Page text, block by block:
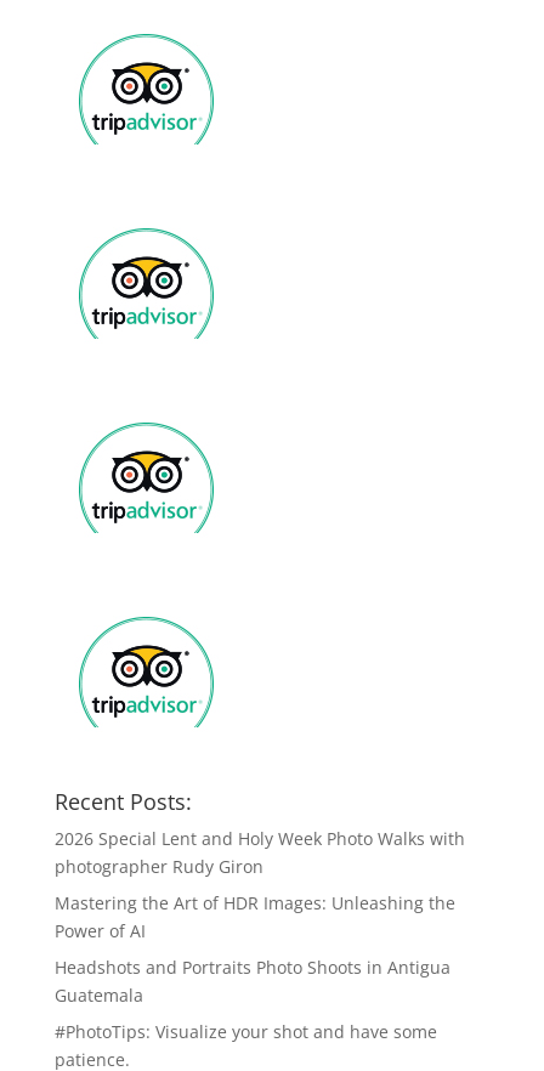
Recent Posts:
2026 Special Lent and Holy Week Photo Walks with
photographer Rudy Giron
Mastering the Art of HDR Images: Unleashing the
Power of AI
Headshots and Portraits Photo Shoots in Antigua
Guatemala
#PhotoTips: Visualize your shot and have some
patience.